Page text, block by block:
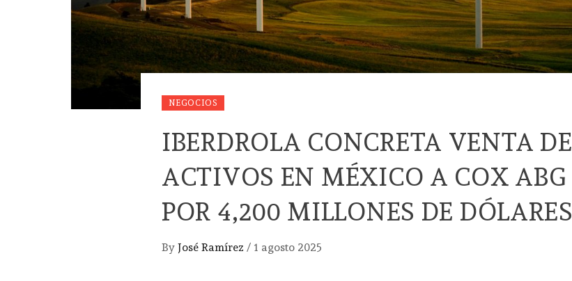
NEGOCIOS
IBERDROLA CONCRETA VENTA DE
ACTIVOS EN MÉXICO A COX ABG
POR 4,200 MILLONES DE DÓLARES
By José Ramírez / 1 agosto 2025